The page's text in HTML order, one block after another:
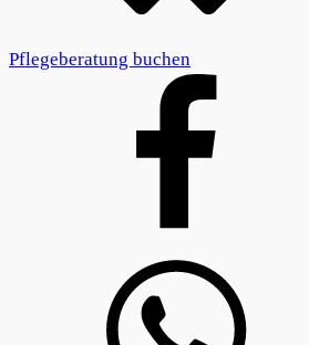
Pflegeberatung buchen